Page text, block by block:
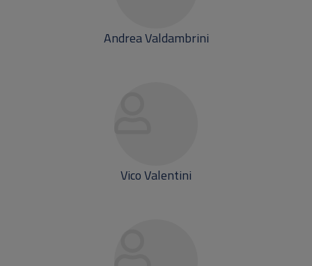
Andrea Valdambrini
Vico Valentini